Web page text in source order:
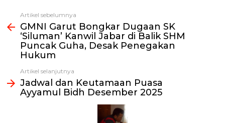
Lihat
selengkapnya
Artikel sebelumnya
GMNI Garut Bongkar Dugaan SK
‘Siluman’ Kanwil Jabar di Balik SHM
Puncak Guha, Desak Penegakan
Hukum
Artikel selanjutnya
Jadwal dan Keutamaan Puasa
Ayyamul Bidh Desember 2025